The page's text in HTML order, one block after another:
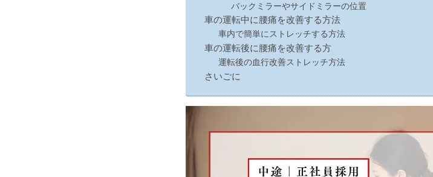
バックミラーやサイドミラーの位置
車の運転中に腰痛を改善する方法
車内で簡単にストレッチする方法
車の運転後に腰痛を改善する方
運転後の血行改善ストレッチ方法
さいごに